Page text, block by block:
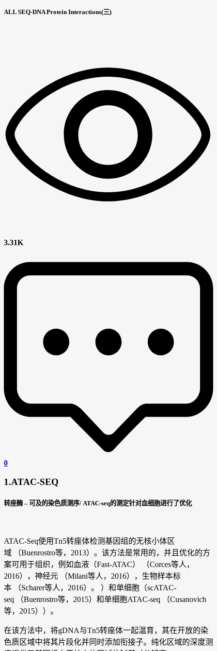
ALL SEQ-DNA Protein Interactions(三)
3.31K
0
1.ATAC-SEQ
转座酶 – 可及的染色质测序/ ATAC-seq的测定针对血细胞进行了优化
ATAC-Seq使用Tn5转座体检测基因组的无核小体区
域 （Buenrostro等，2013）。该方法是常用的，并且优化的方
案可用于组织，例如血液（Fast-ATAC） （Corces等人，
2016），神经元 （Milani等人，2016），生物样本标
本 （Scharer等人，2016）。 ）和单细胞（scATAC-
seq （Buenrostro等，2015）和单细胞ATAC-seq （Cusanovich
等，2015））。
在该方法中，将gDNA与Tn5转座体一起温育，其在开放的染
色质区域中将其片段化并同时添加衔接子。纯化区域的深度测